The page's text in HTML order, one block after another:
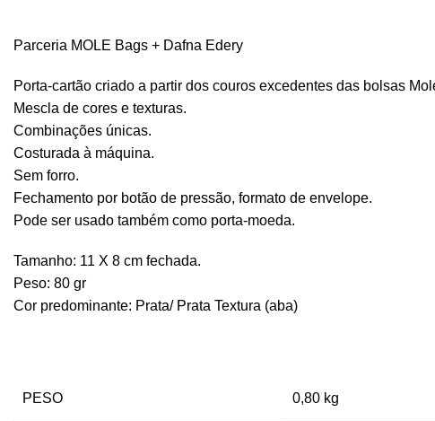
Parceria MOLE Bags + Dafna Edery
Porta-cartão criado a partir dos couros excedentes das bolsas
Mescla de cores e texturas.
Combinações únicas.
Costurada à máquina.
Sem forro.
Fechamento por botão de pressão, formato de envelope.
Pode ser usado também como porta-moeda.
Tamanho: 11 X 8 cm fechada.
Peso: 80 gr
Cor predominante: Prata/ Prata Textura (aba)
PESO 0,80 kg